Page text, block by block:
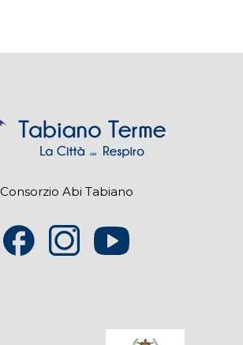
Consorzio Abi Tabiano